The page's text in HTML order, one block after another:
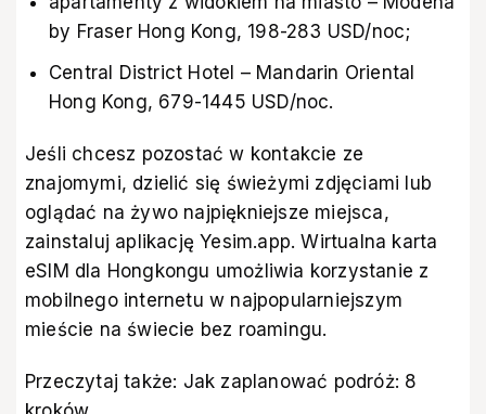
by Fraser Hong Kong, 198-283 USD/noc;
Central District Hotel – Mandarin Oriental
Hong Kong, 679-1445 USD/noc.
Jeśli chcesz pozostać w kontakcie ze
znajomymi, dzielić się świeżymi zdjęciami lub
oglądać na żywo najpiękniejsze miejsca,
zainstaluj aplikację Yesim.app.Wirtualna karta
eSIM dla Hongkongu umożliwia korzystanie z
mobilnego internetu w najpopularniejszym
mieście na świecie bez roamingu.
Przeczytaj także: Jak zaplanować podróż: 8